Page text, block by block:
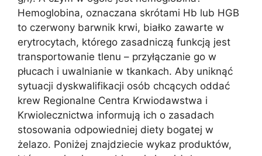
Hemoglobina, oznaczana skrótami Hb lub HGB
to czerwony barwnik krwi, białko zawarte w
erytrocytach, którego zasadniczą funkcją jest
transportowanie tlenu – przyłączanie go w
płucach i uwalnianie w tkankach. Aby uniknąć
sytuacji dyskwalifikacji osób chcących oddać
krew Regionalne Centra Krwiodawstwa i
Krwiolecznictwa informują ich o zasadach
stosowania odpowiedniej diety bogatej w
żelazo. Poniżej znajdziecie wykaz produktów,